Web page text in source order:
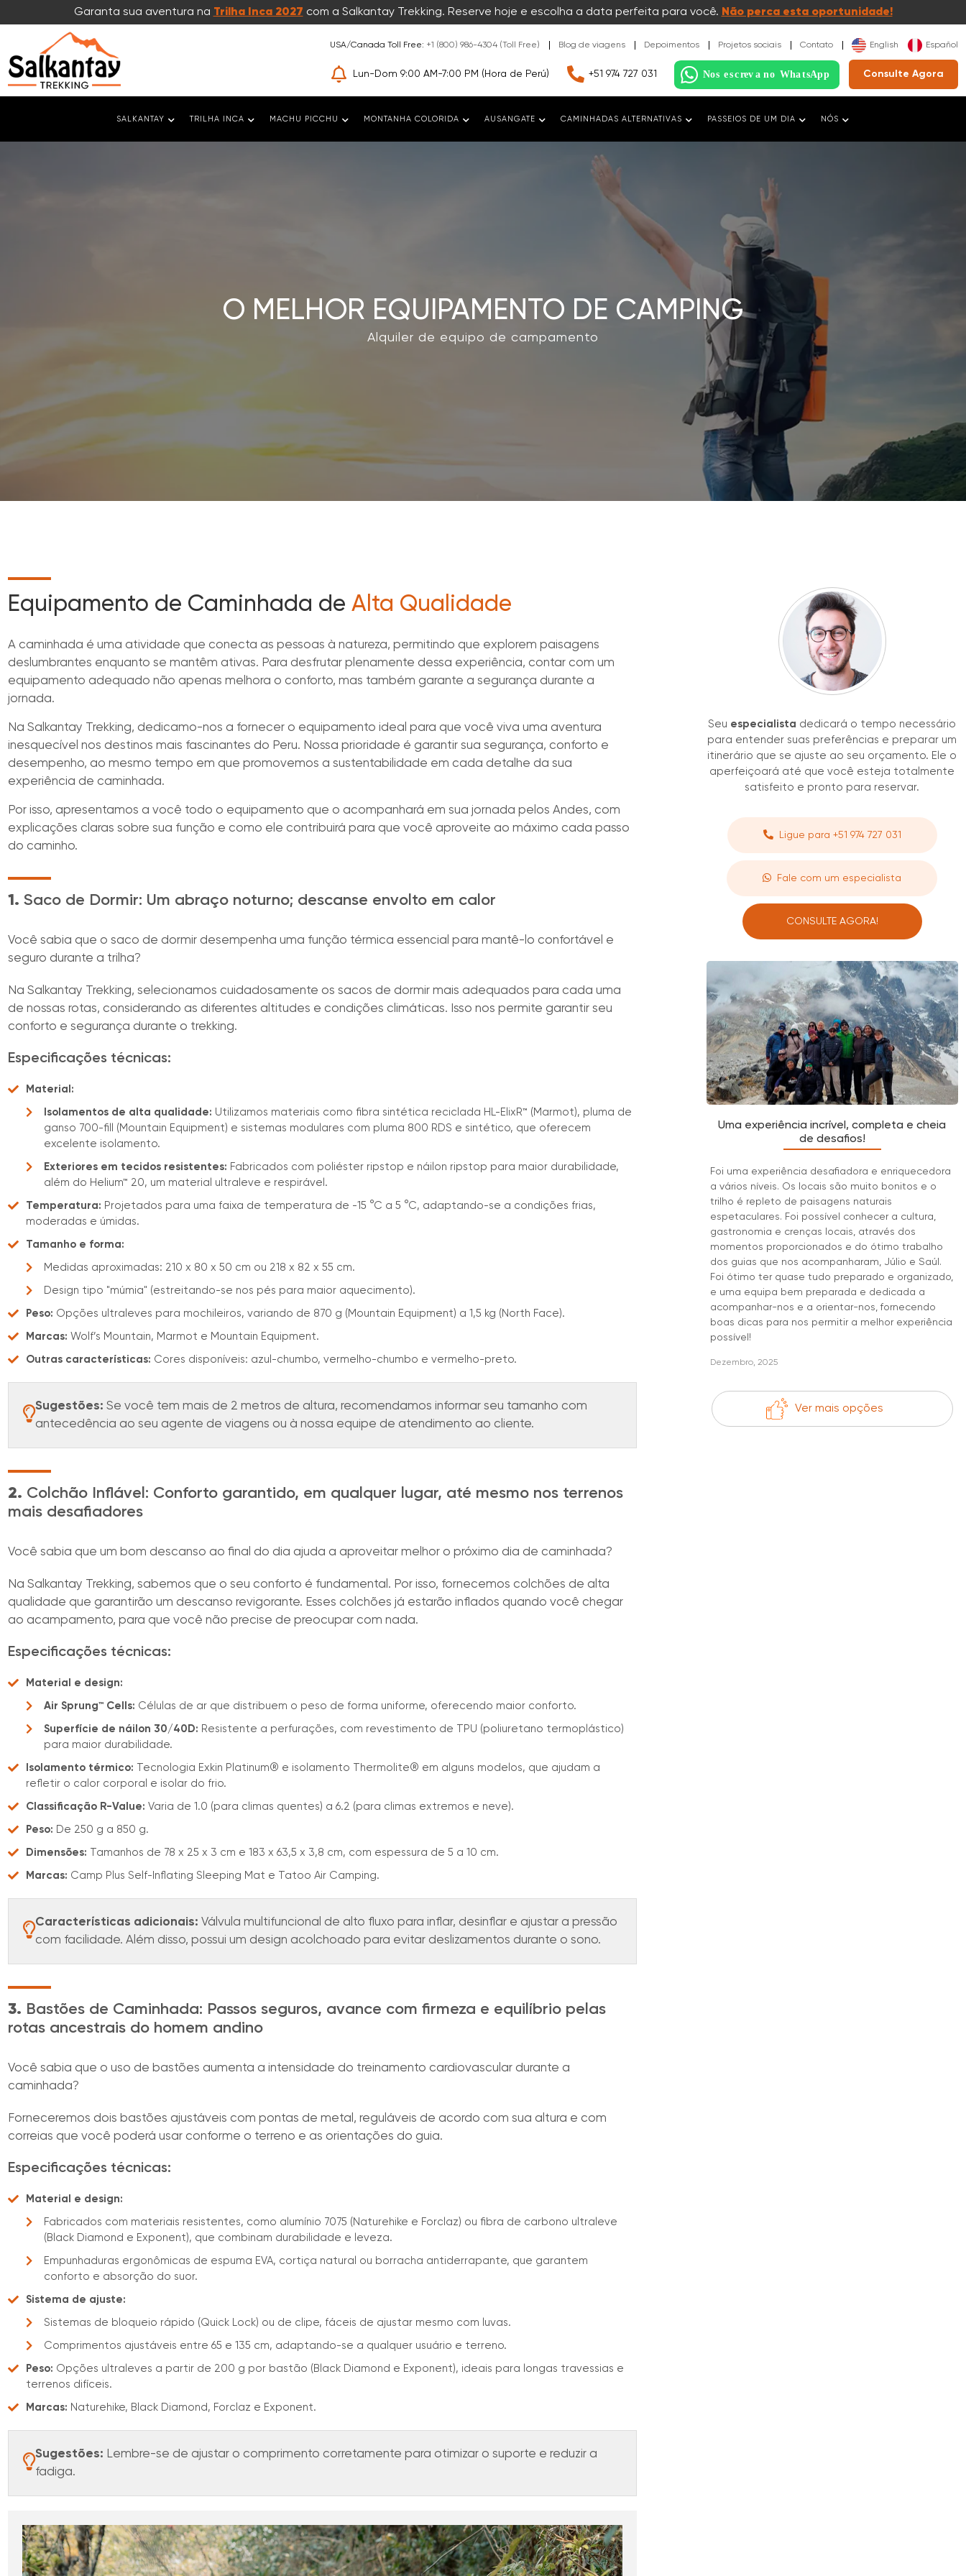
Garanta sua aventura na Trilha Inca 2027 com a Salkantay Trekking. Reserve hoje e escolha a data perfeita para você. Não perca esta oportunidade!
USA/Canada Toll Free: +1 (800) 986-4304 (Toll Free) Blog de viagens Depoimentos Projetos sociais Contato English Español
Lun-Dom 9:00 AM-7:00 PM (Hora de Perú) +51 974 727 031 Consulte Agora
SALKANTAY TRILHA INCA MACHU PICCHU MONTANHA COLORIDA AUSANGATE CAMINHADAS ALTERNATIVAS PASSEIOS DE UM DIA NÓS
O MELHOR EQUIPAMENTO DE CAMPING
Alquiler de equipo de campamento
Equipamento de Caminhada deAlta Qualidade
A caminhada é uma atividade que conecta as pessoas à natureza, permitindo que explorem paisagens
deslumbrantes enquanto se mantêm ativas. Para desfrutar plenamente dessa experiência, contar com um
equipamento adequado não apenas melhora o conforto, mas também garante a segurança durante a
jornada.
Na Salkantay Trekking, dedicamo-nos a fornecer o equipamento ideal para que você viva uma aventura
inesquecível nos destinos mais fascinantes do Peru. Nossa prioridade é garantir sua segurança, conforto e
desempenho, ao mesmo tempo em que promovemos a sustentabilidade em cada detalhe da sua
experiência de caminhada.
Por isso, apresentamos a você todo o equipamento que o acompanhará em sua jornada pelos Andes, com
explicações claras sobre sua função e como ele contribuirá para que você aproveite ao máximo cada passo
do caminho.
1. Saco de Dormir: Um abraço noturno; descanse envolto em calor
Você sabia que o saco de dormir desempenha uma função térmica essencial para mantê-lo confortável e
seguro durante a trilha?
Na Salkantay Trekking, selecionamos cuidadosamente os sacos de dormir mais adequados para cada uma
de nossas rotas, considerando as diferentes altitudes e condições climáticas. Isso nos permite garantir seu
conforto e segurança durante o trekking.
Especificações técnicas:
Material:
Isolamentos de alta qualidade: Utilizamos materiais como fibra sintética reciclada HL-ElixR™ (Marmot), pluma de
ganso 700-fill (Mountain Equipment) e sistemas modulares com pluma 800 RDS e sintético, que oferecem
excelente isolamento.
Exteriores em tecidos resistentes: Fabricados com poliéster ripstop e náilon ripstop para maior durabilidade,
além do Helium™ 20, um material ultraleve e respirável.
Temperatura: Projetados para uma faixa de temperatura de -15 °C a 5 °C, adaptando-se a condições frias,
moderadas e úmidas.
Tamanho e forma:
Medidas aproximadas: 210 x 80 x 50 cm ou 218 x 82 x 55 cm.
Design tipo "múmia" (estreitando-se nos pés para maior aquecimento).
Peso: Opções ultraleves para mochileiros, variando de 870 g (Mountain Equipment) a 1,5 kg (North Face).
Marcas:Wolf’s Mountain, Marmot e Mountain Equipment.
Outras características: Cores disponíveis: azul-chumbo, vermelho-chumbo e vermelho-preto.
Sugestões:Se você tem mais de 2 metros de altura, recomendamos informar seu tamanho com
antecedência ao seu agente de viagens ou à nossa equipe de atendimento ao cliente.
2. Colchão Inflável: Conforto garantido, em qualquer lugar, até mesmo nos terrenos
mais desafiadores
Você sabia que um bom descanso ao final do dia ajuda a aproveitar melhor o próximo dia de caminhada?
Na Salkantay Trekking, sabemos que o seu conforto é fundamental. Por isso, fornecemos colchões de alta
qualidade que garantirão um descanso revigorante. Esses colchões já estarão inflados quando você chegar
ao acampamento, para que você não precise de preocupar com nada.
Especificações técnicas:
Material e design:
Air Sprung™ Cells: Células de ar que distribuem o peso de forma uniforme, oferecendo maior conforto.
Superfície de náilon 30/40D: Resistente a perfurações, com revestimento de TPU (poliuretano termoplástico)
para maior durabilidade.
Isolamento térmico: Tecnologia Exkin Platinum® e isolamento Thermolite® em alguns modelos, que ajudam a
refletir o calor corporal e isolar do frio.
Classificação R-Value:Varia de 1.0 (para climas quentes) a 6.2 (para climas extremos e neve).
Peso: De 250 g a 850 g.
Dimensões: Tamanhos de 78 x 25 x 3 cm e 183 x 63,5 x 3,8 cm, com espessura de 5 a 10 cm.
Marcas: Camp Plus Self-Inflating Sleeping Mat e Tatoo Air Camping.
Características adicionais:Válvula multifuncional de alto fluxo para inflar, desinflar e ajustar a pressão
com facilidade. Além disso, possui um design acolchoado para evitar deslizamentos durante o sono.
3. Bastões de Caminhada: Passos seguros, avance com firmeza e equilíbrio pelas
rotas ancestrais do homem andino
Você sabia que o uso de bastões aumenta a intensidade do treinamento cardiovascular durante a
caminhada?
Forneceremos dois bastões ajustáveis com pontas de metal, reguláveis de acordo com sua altura e com
correias que você poderá usar conforme o terreno e as orientações do guia.
Especificações técnicas:
Material e design:
Fabricados com materiais resistentes, como alumínio 7075 (Naturehike e Forclaz) ou fibra de carbono ultraleve
(Black Diamond e Exponent), que combinam durabilidade e leveza.
Empunhaduras ergonômicas de espuma EVA, cortiça natural ou borracha antiderrapante, que garantem
conforto e absorção do suor.
Sistema de ajuste:
Sistemas de bloqueio rápido (Quick Lock) ou de clipe, fáceis de ajustar mesmo com luvas.
Comprimentos ajustáveis entre 65 e 135 cm, adaptando-se a qualquer usuário e terreno.
Peso: Opções ultraleves a partir de 200 g por bastão (Black Diamond e Exponent), ideais para longas travessias e
terrenos difíceis.
Marcas: Naturehike, Black Diamond, Forclaz e Exponent.
Sugestões: Lembre-se de ajustar o comprimento corretamente para otimizar o suporte e reduzir a
fadiga.
Seu especialista dedicará o tempo necessário
para entender suas preferências e preparar um
itinerário que se ajuste ao seu orçamento. Ele o
aperfeiçoará até que você esteja totalmente
satisfeito e pronto para reservar.
Ligue para +51 974 727 031
Fale com um especialista
CONSULTE AGORA!
Uma experiência incrível, completa e cheia
de desafios!
Foi uma experiência desafiadora e enriquecedora
a vários níveis. Os locais são muito bonitos e o
trilho é repleto de paisagens naturais
espetaculares. Foi possível conhecer a cultura,
gastronomia e crenças locais, através dos
momentos proporcionados e do ótimo trabalho
dos guias que nos acompanharam, Júlio e Saúl.
Foi ótimo ter quase tudo preparado e organizado,
e uma equipa bem preparada e dedicada a
acompanhar-nos e a orientar-nos, fornecendo
boas dicas para nos permitir a melhor experiência
possível!
Dezembro, 2025
Ver mais opções